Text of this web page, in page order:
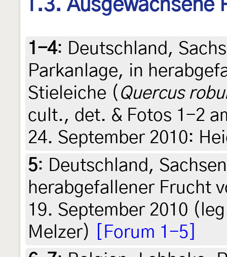
1.3. Ausgewachsene
1-4: Deutschland,
Parkanlage, in
Stieleiche ( Quercus
cult., det. & Fotos 1-2
24. September 2010:
5: Deutschland,
herabgefallener Frucht
19. September 2010
Melzer)
[Forum 1-5]